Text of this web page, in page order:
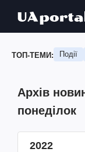
ТОП-ТЕМИ: Події
Архів
понеділок
2022